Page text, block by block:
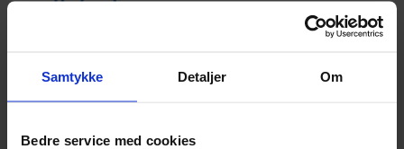
Samtykke Detaljer Om
Bedre service med cookies
muligheder
er, at vi agerer som mellemmand på din vej til at låne
pengene. Du udfylder en formular om at låne penge.
Og så er der ellers ikke lang tid til, at du modtager